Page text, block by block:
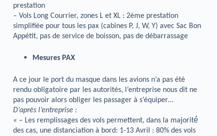
prestation
– Vols Long Courrier, zones L et XL : 2ème prestation
simplifiée pour tous les pax (cabines P, J, W, Y) avec Sac Bon
Appétit, pas de service de boisson, pas de débarrassage
Mesures PAX
A ce jour le port du masque dans les avions n’a pas été
rendu obligatoire par les autorités, l’entreprise nous dit ne
pas pouvoir alors obliger les passager à s’équiper…
D’après l’entreprise :
« – Les remplissages des vols permettent, dans la majorité́
des cas, une distanciation à bord: 1-13 Avril : 80% des vols